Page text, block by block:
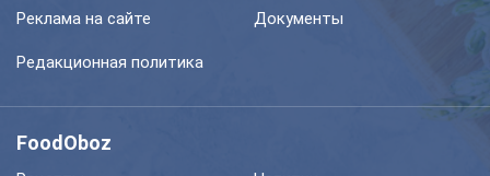
Реклама на сайте Документы
Редакционная политика
FoodOboz